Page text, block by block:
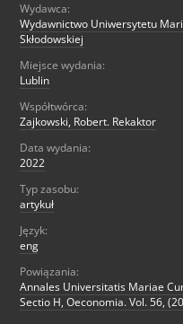
Wydawca:
Wydawnictwo Uniwersytetu
Skłodowskiej
Miejsce wydania:
Lublin
Współtwórca:
Zajkowski, Robert. Rekaktor
Data wydania:
2022
Typ zasobu:
artykuł
Język:
eng
Powiązania:
Annales Universitatis Mariae
Sectio H, Oeconomia. Vol. 56,